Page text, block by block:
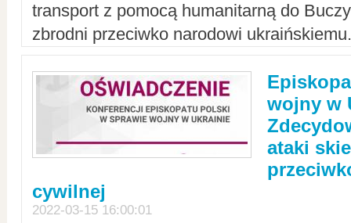
transport z pomocą humanitarną do
zbrodni przeciwko narodowi
wojny w
ataki
cywilnej
2022-03-15 16:00:01